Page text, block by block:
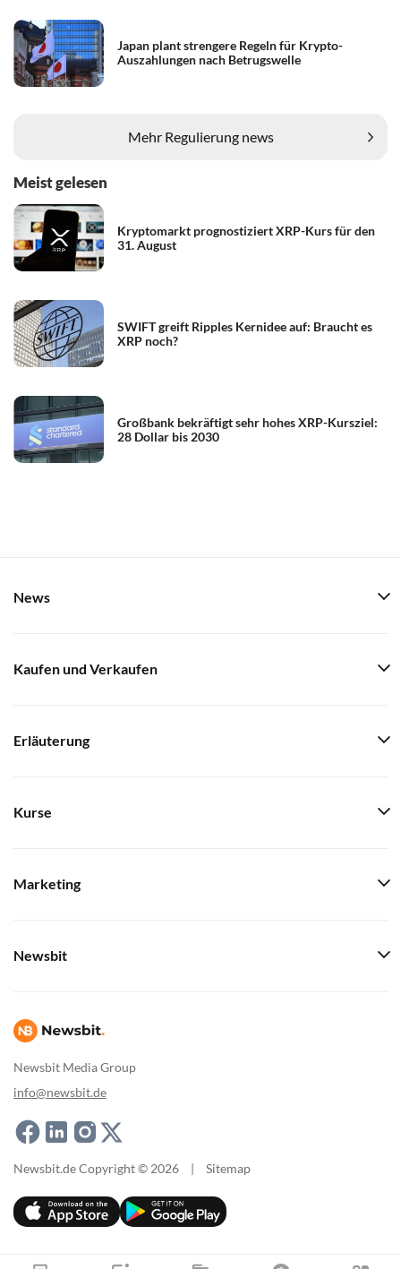
Japan plant strengere Regeln für Krypto-
Auszahlungen nach Betrugswelle
Mehr Regulierung news
Meist gelesen
Kryptomarkt prognostiziert XRP-Kurs für den
31. August
SWIFT greift Ripples Kernidee auf: Braucht es
XRP noch?
Großbank bekräftigt sehr hohes XRP-Kursziel:
28 Dollar bis 2030
Newsbit Media Group
info@newsbit.de
News
Kaufen und Verkaufen
Erläuterung
Kurse
Marketing
Newsbit
Newsbit.de Copyright © 2026 | Sitemap